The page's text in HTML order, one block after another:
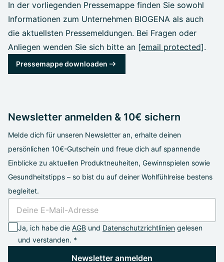
In der vorliegenden Pressemappe finden Sie sowohl
Informationen zum Unternehmen BIOGENA als auch
die aktuellsten Pressemeldungen. Bei Fragen oder
Anliegen wenden Sie sich bitte an [email protected].
Pressemappe downloaden
Newsletter anmelden & 10€ sichern
Melde dich für unseren Newsletter an, erhalte deinen
persönlichen 10€-Gutschein und freue dich auf spannende
Einblicke zu aktuellen Produktneuheiten, Gewinnspielen sowie
Gesundheitstipps – so bist du auf deiner Wohlfühlreise bestens
begleitet.
Ja, ich habe die AGB und Datenschutzrichtlinien gelesen
und verstanden. *
Newsletter anmelden